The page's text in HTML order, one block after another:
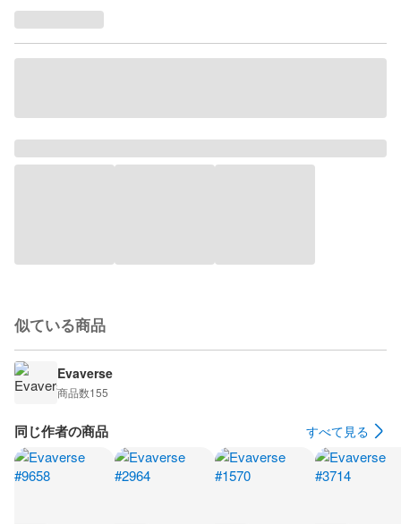
似ている商品
Evaverse
商品数155
同じ作者の商品 すべて見る